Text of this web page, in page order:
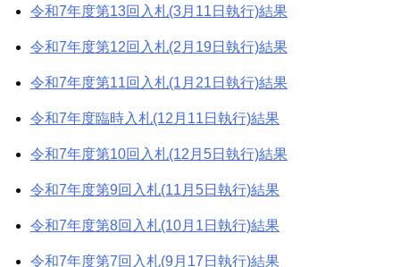
令和7年度第13回入札(3月11日執行)結果
令和7年度第12回入札(2月19日執行)結果
令和7年度第11回入札(1月21日執行)結果
令和7年度臨時入札(12月11日執行)結果
令和7年度第10回入札(12月5日執行)結果
令和7年度第9回入札(11月5日執行)結果
令和7年度第8回入札(10月1日執行)結果
令和7年度第7回入札(9月17日執行)結果